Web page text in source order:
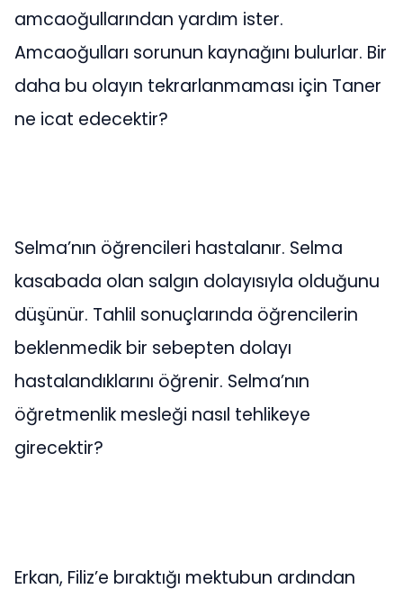
amcaoğullarından yardım ister.
Amcaoğulları sorunun kaynağını bulurlar. Bir
daha bu olayın tekrarlanmaması için Taner
ne icat edecektir?
Selma’nın öğrencileri hastalanır. Selma
kasabada olan salgın dolayısıyla olduğunu
düşünür. Tahlil sonuçlarında öğrencilerin
beklenmedik bir sebepten dolayı
hastalandıklarını öğrenir. Selma’nın
öğretmenlik mesleği nasıl tehlikeye
girecektir?
Erkan, Filiz’e bıraktığı mektubun ardından